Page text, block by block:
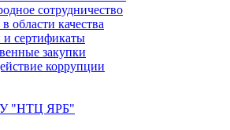
сотрудничество
области качества
сертификаты
закупки
коррупции
"НТЦ ЯРБ"